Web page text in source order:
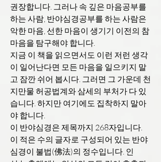
권장합니다. 그러나 속 깊은 마음공부를
하는 사람, 반야심경공부를 하는 사람은
악한 마음, 선한 마음이 생기기 이전의 참
마음을 탐구해야 합니다.
지금 이 책을 읽으면서도 이런 저런 생각
이 일어난다면 모든 마음을 일으키지 말
고 잠깐 쉬어 봅시다. 그러면 그 가운데 천
지만물 허공법계와 삼세의 부처가 다 있
습니다. 하지만 여기에도 집착하지 말아
야 합니다.
이 반야심경은 제목까지 268자입니다.
이 적은 수의 글자로 구성되어 있는 반야
심경이 불법(佛法)의 정수입니다. 인